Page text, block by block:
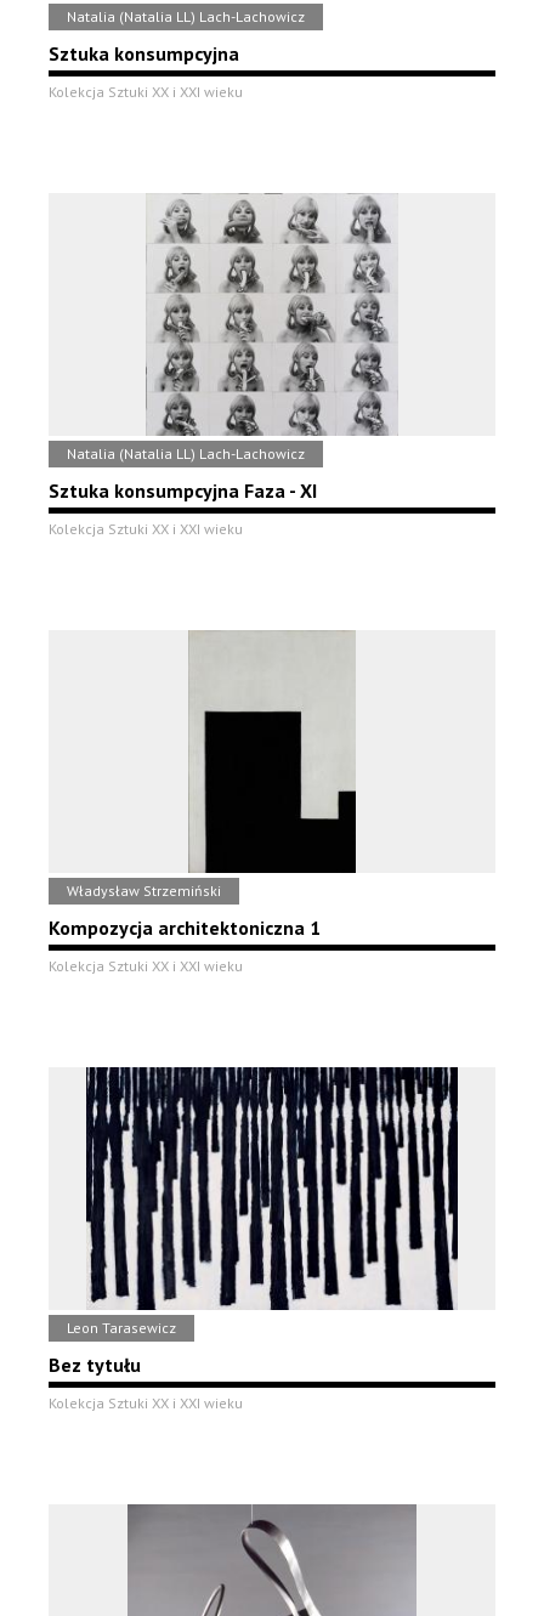
Natalia (Natalia LL) Lach-Lachowicz
Sztuka konsumpcyjna
Kolekcja Sztuki XX i XXI wieku
Natalia (Natalia LL) Lach-Lachowicz
Sztuka konsumpcyjna Faza - XI
Kolekcja Sztuki XX i XXI wieku
Władysław Strzemiński
Kompozycja architektoniczna 1
Kolekcja Sztuki XX i XXI wieku
Leon Tarasewicz
Bez tytułu
Kolekcja Sztuki XX i XXI wieku